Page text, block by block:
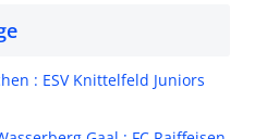
: ESV Knittelfeld Juniors